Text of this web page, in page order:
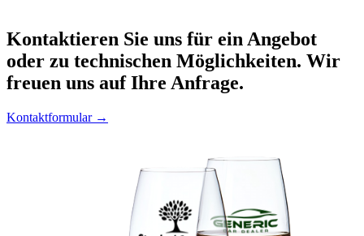
Kontaktieren Sie uns für ein Angebot
oder zu technischen Möglichkeiten. Wir
freuen uns auf Ihre Anfrage.
Kontaktformular →